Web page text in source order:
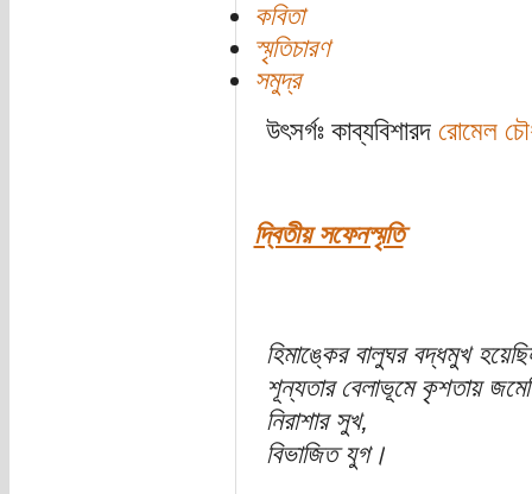
কবিতা
স্মৃতিচারণ
সমুদ্র
উৎসর্গঃ কাব্যবিশারদ রোমেল
দ্বিতীয় সফেনস্মৃতি
হিমাঙ্কের বালুঘর বদ্ধমুখ
শূন্যতার বেলাভূমে কৃশতায়
নিরাশার সুখ,
বিভাজিত যুগ।